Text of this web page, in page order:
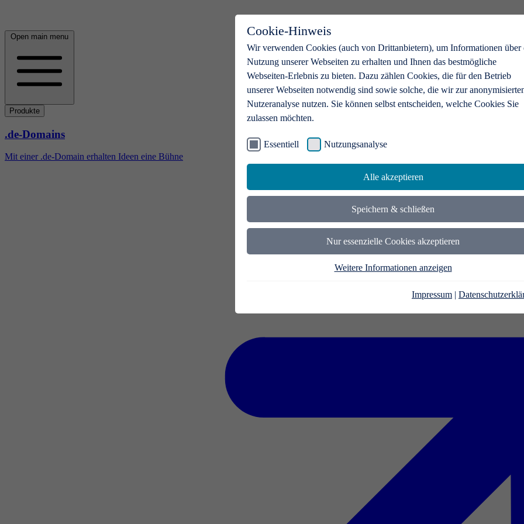
Cookie-Hinweis
Wir verwenden Cookies (auch von Drittanbietern), um Informationen über
Nutzung unserer Webseiten zu erhalten und Ihnen das bestmögliche
Webseiten-Erlebnis zu bieten. Dazu zählen Cookies, die für den Betrieb
unserer Webseiten notwendig sind sowie solche, die wir zur
Nutzeranalyse nutzen. Sie können selbst entscheiden, welche Cookies Sie
zulassen möchten.
Essentiell Nutzungsanalyse
Alle akzeptieren
Speichern & schließen
Nur essenzielle Cookies akzeptieren
Weitere Informationen anzeigen
Impressum |
Open main menu
Produkte
.de-Domains
Mit einer .de-Domain erhalten Ideen eine Bühne